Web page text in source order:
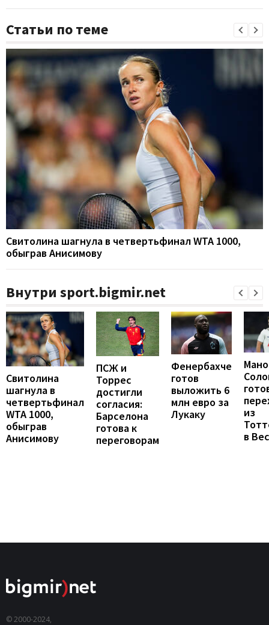
Статьи по теме
Свитолина шагнула в четвертьфинал WTA 1000,
обыграв Анисимову
Внутри sport.bigmir.net
Свитолина
шагнула в
четвертьфинал
WTA 1000,
обыграв
Анисимову
ПСЖ и
Торрес
достигли
согласия:
Барселона
готова к
переговорам
Фенербахче
готов
выложить 6
млн евро за
Лукаку
из
в
© 2000-2024,